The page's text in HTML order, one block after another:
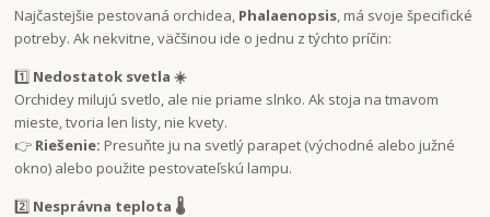
Najčastejšie pestovaná orchidea, Phalaenopsis , má svoje špecifické
potreby. Ak nekvitne, väčšinou ide o jednu z týchto príčin:
1️⃣ Nedostatok svetla ☀️
Orchidey milujú svetlo, ale nie priame slnko. Ak stoja na tmavom
mieste, tvoria len listy, nie kvety.
👉 Riešenie: Presuňte ju na svetlý parapet (východné alebo južné
okno) alebo použite pestovateľskú lampu.
2️⃣ Nesprávna teplota 🌡️